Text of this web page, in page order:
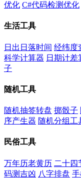
优化 C#代码检测优化
生活工具
日出日落时间 经纬度
科学计算器 日期计差
子
随机工具
随机抽签转盘 掷骰子
序产生器 随机分组工
民俗工具
万年历老黄历 二十四
码测吉凶 八字排盘